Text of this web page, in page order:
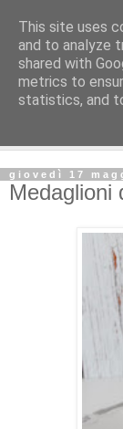
giovedì 17
Medaglioni
This site uses
and to analyze
shared with
metrics to
statistics, and